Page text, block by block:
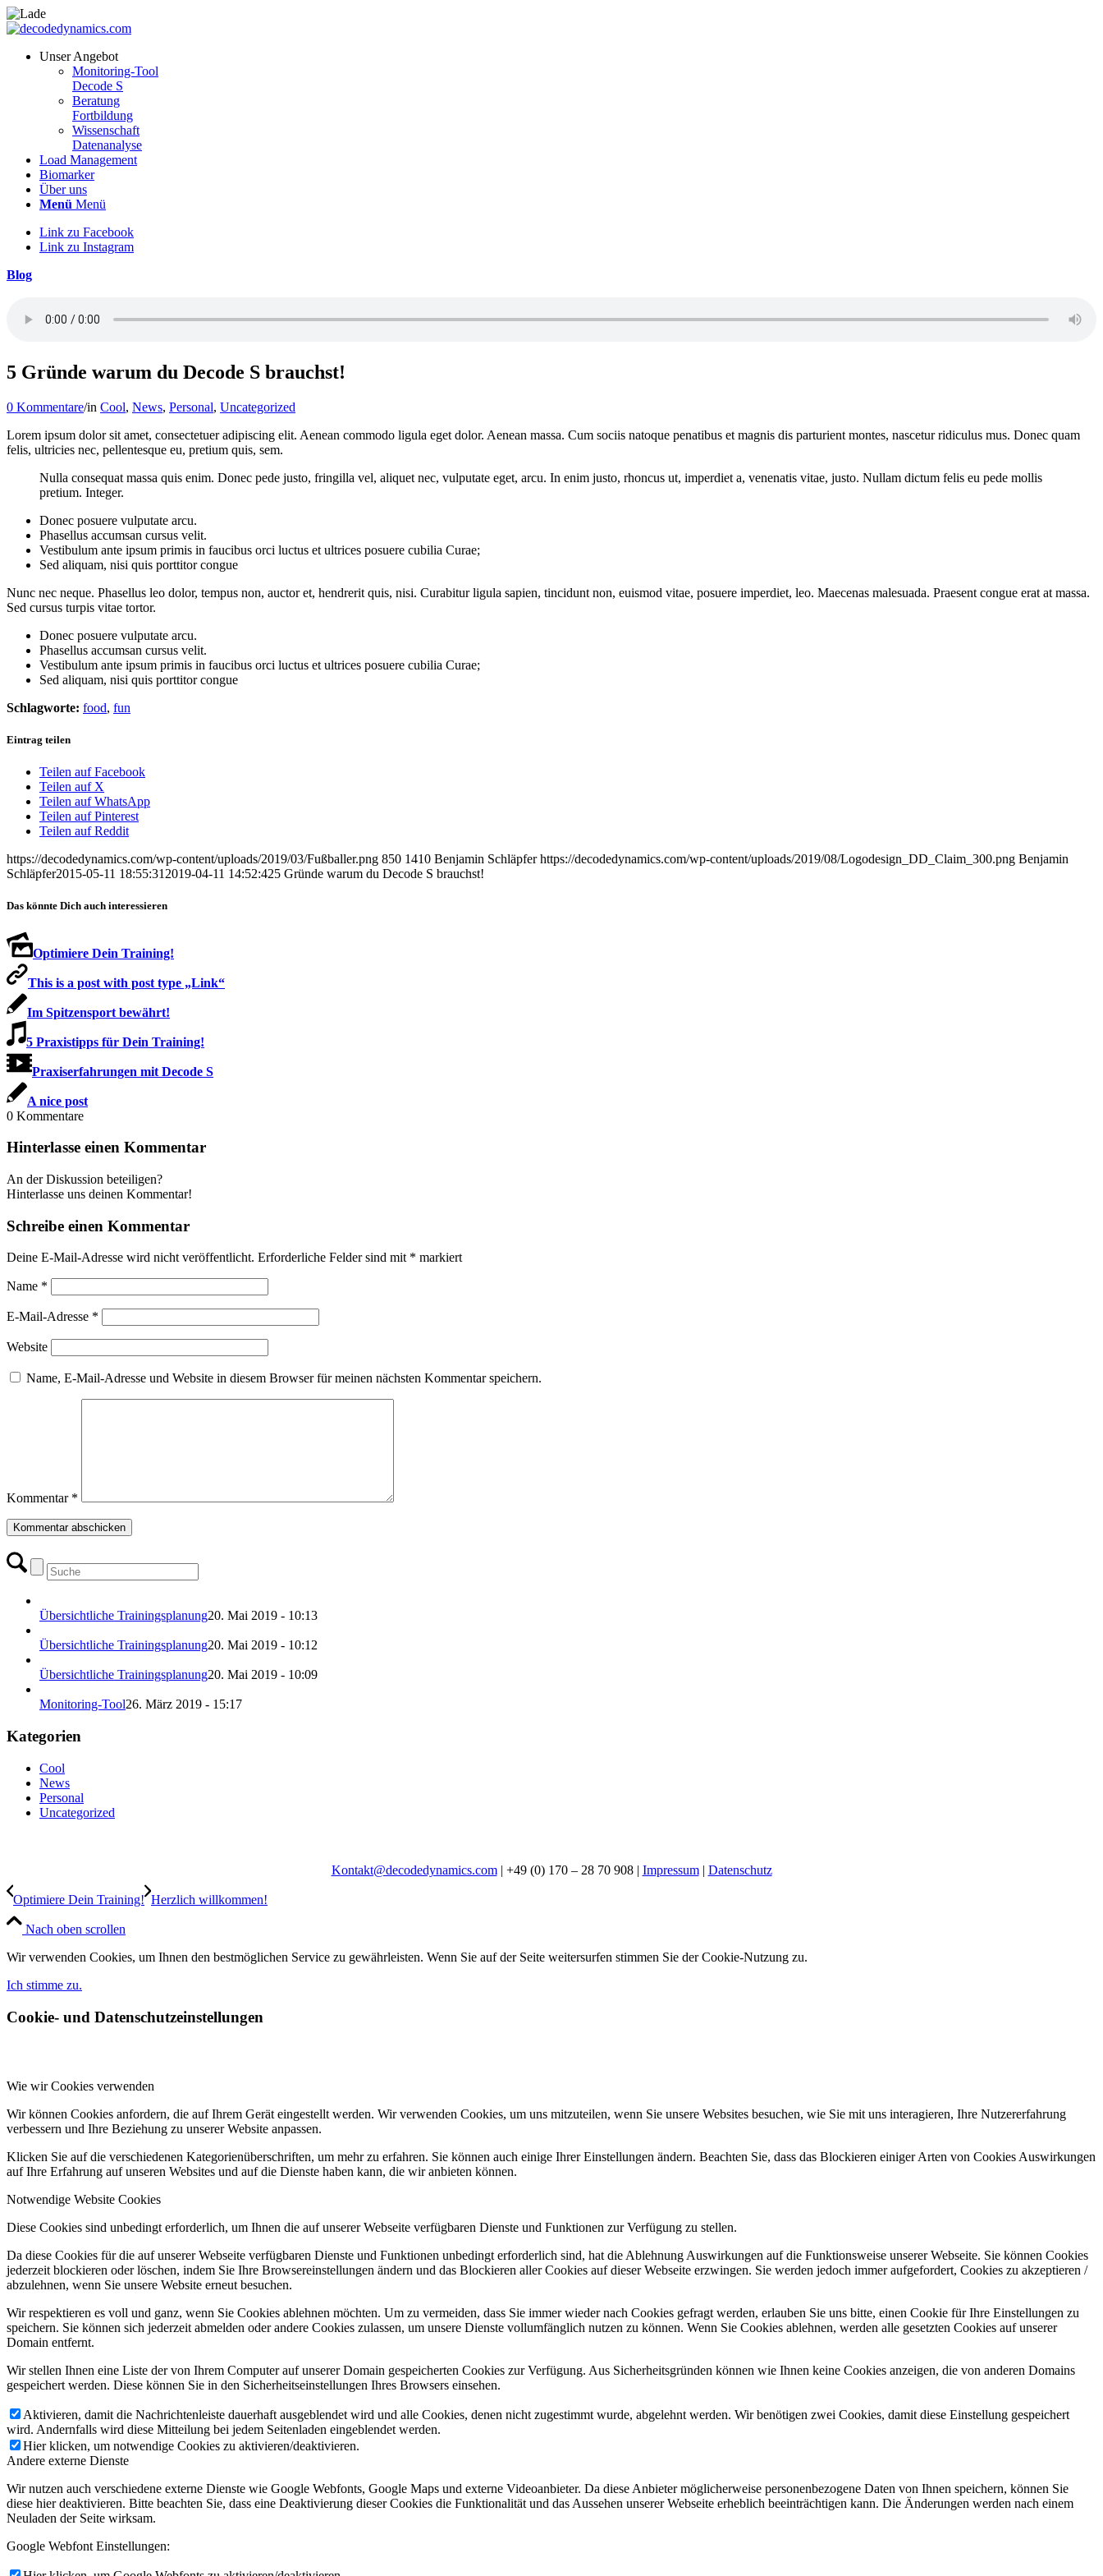
Unser Angebot
Monitoring-Tool
Decode S
Beratung
Fortbildung
Wissenschaft
Datenanalyse
Load Management
Biomarker
Über uns
Menü Menü
Link zu Facebook
Link zu Instagram
Blog
5 Gründe warum du Decode S brauchst!
0 Kommentare/in Cool, News, Personal, Uncategorized
Lorem ipsum dolor sit amet, consectetuer adipiscing elit. Aenean commodo ligula eget dolor. Aenean massa. Cum sociis natoque penatibus et magnis dis parturient montes, nascetur ridiculus mus. Donec quam
felis, ultricies nec, pellentesque eu, pretium quis, sem.
Nulla consequat massa quis enim. Donec pede justo, fringilla vel, aliquet nec, vulputate eget, arcu. In enim justo, rhoncus ut, imperdiet a, venenatis vitae, justo. Nullam dictum felis eu pede mollis
pretium. Integer.
Donec posuere vulputate arcu.
Phasellus accumsan cursus velit.
Vestibulum ante ipsum primis in faucibus orci luctus et ultrices posuere cubilia Curae;
Sed aliquam, nisi quis porttitor congue
Nunc nec neque. Phasellus leo dolor, tempus non, auctor et, hendrerit quis, nisi. Curabitur ligula sapien, tincidunt non, euismod vitae, posuere imperdiet, leo. Maecenas malesuada. Praesent congue erat at massa.
Sed cursus turpis vitae tortor.
Donec posuere vulputate arcu.
Phasellus accumsan cursus velit.
Vestibulum ante ipsum primis in faucibus orci luctus et ultrices posuere cubilia Curae;
Sed aliquam, nisi quis porttitor congue
Schlagworte: food, fun
Eintrag teilen
Teilen auf Facebook
Teilen auf X
Teilen auf WhatsApp
Teilen auf Pinterest
Teilen auf Reddit
https://decodedynamics.com/wp-content/uploads/2019/03/Fußballer.png 850 1410 Benjamin Schläpfer https://decodedynamics.com/wp-content/uploads/2019/08/Logodesign_DD_Claim_300.png Benjamin
Schläpfer2015-05-11 18:55:31 2019-04-11 14:52:425 Gründe warum du Decode S brauchst!
Das könnte Dich auch interessieren
Optimiere Dein Training!
This is a post with post type „Link“
Im Spitzensport bewährt!
5 Praxistipps für Dein Training!
Praxiserfahrungen mit Decode S
A nice post
0 Kommentare
Hinterlasse einen Kommentar
An der Diskussion beteiligen?
Hinterlasse uns deinen Kommentar!
Schreibe einen Kommentar
Deine E-Mail-Adresse wird nicht veröffentlicht. Erforderliche Felder sind mit * markiert
Name *
E-Mail-Adresse *
Website
Name, E-Mail-Adresse und Website in diesem Browser für meinen nächsten Kommentar speichern.
Kommentar *
Übersichtliche Trainingsplanung20. Mai 2019 - 10:13
Übersichtliche Trainingsplanung20. Mai 2019 - 10:12
Übersichtliche Trainingsplanung20. Mai 2019 - 10:09
Monitoring-Tool26. März 2019 - 15:17
Kategorien
Cool
News
Personal
Uncategorized
Kontakt@decodedynamics.com| +49 (0) 170 – 28 70 908 | Impressum| Datenschutz
Optimiere Dein Training! Herzlich willkommen!
Nach oben scrollen
Wir verwenden Cookies, um Ihnen den bestmöglichen Service zu gewährleisten. Wenn Sie auf der Seite weitersurfen stimmen Sie der Cookie-Nutzung zu.
Ich stimme zu.
Cookie- und Datenschutzeinstellungen
Wie wir Cookies verwenden
Wir können Cookies anfordern, die auf Ihrem Gerät eingestellt werden. Wir verwenden Cookies, um uns mitzuteilen, wenn Sie unsere Websites besuchen, wie Sie mit uns interagieren, Ihre Nutzererfahrung
verbessern und Ihre Beziehung zu unserer Website anpassen.
Klicken Sie auf die verschiedenen Kategorienüberschriften, um mehr zu erfahren. Sie können auch einige Ihrer Einstellungen ändern. Beachten Sie, dass das Blockieren einiger Arten von Cookies Auswirkungen
auf Ihre Erfahrung auf unseren Websites und auf die Dienste haben kann, die wir anbieten können.
Notwendige Website Cookies
Diese Cookies sind unbedingt erforderlich, um Ihnen die auf unserer Webseite verfügbaren Dienste und Funktionen zur Verfügung zu stellen.
Da diese Cookies für die auf unserer Webseite verfügbaren Dienste und Funktionen unbedingt erforderlich sind, hat die Ablehnung Auswirkungen auf die Funktionsweise unserer Webseite. Sie können Cookies
jederzeit blockieren oder löschen, indem Sie Ihre Browsereinstellungen ändern und das Blockieren aller Cookies auf dieser Webseite erzwingen. Sie werden jedoch immer aufgefordert, Cookies zu akzeptieren /
abzulehnen, wenn Sie unsere Website erneut besuchen.
Wir respektieren es voll und ganz, wenn Sie Cookies ablehnen möchten. Um zu vermeiden, dass Sie immer wieder nach Cookies gefragt werden, erlauben Sie uns bitte, einen Cookie für Ihre Einstellungen zu
speichern. Sie können sich jederzeit abmelden oder andere Cookies zulassen, um unsere Dienste vollumfänglich nutzen zu können. Wenn Sie Cookies ablehnen, werden alle gesetzten Cookies auf unserer
Domain entfernt.
Wir stellen Ihnen eine Liste der von Ihrem Computer auf unserer Domain gespeicherten Cookies zur Verfügung. Aus Sicherheitsgründen können wie Ihnen keine Cookies anzeigen, die von anderen Domains
gespeichert werden. Diese können Sie in den Sicherheitseinstellungen Ihres Browsers einsehen.
Aktivieren, damit die Nachrichtenleiste dauerhaft ausgeblendet wird und alle Cookies, denen nicht zugestimmt wurde, abgelehnt werden. Wir benötigen zwei Cookies, damit diese Einstellung gespeichert
wird. Andernfalls wird diese Mitteilung bei jedem Seitenladen eingeblendet werden.
Hier klicken, um notwendige Cookies zu aktivieren/deaktivieren.
Andere externe Dienste
Wir nutzen auch verschiedene externe Dienste wie Google Webfonts, Google Maps und externe Videoanbieter. Da diese Anbieter möglicherweise personenbezogene Daten von Ihnen speichern, können Sie
diese hier deaktivieren. Bitte beachten Sie, dass eine Deaktivierung dieser Cookies die Funktionalität und das Aussehen unserer Webseite erheblich beeinträchtigen kann. Die Änderungen werden nach einem
Neuladen der Seite wirksam.
Google Webfont Einstellungen: